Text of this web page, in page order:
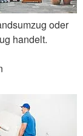
oder
handelt.